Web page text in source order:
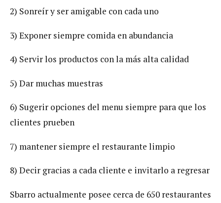
2) Sonreír y ser amigable con cada uno
3) Exponer siempre comida en abundancia
4) Servir los productos con la más alta calidad
5) Dar muchas muestras
6) Sugerir opciones del menu siempre para que los
clientes prueben
7) mantener siempre el restaurante limpio
8) Decir gracias a cada cliente e invitarlo a regresar
Sbarro actualmente posee cerca de 650 restaurantes